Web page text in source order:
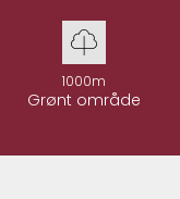
1000m
Grønt område